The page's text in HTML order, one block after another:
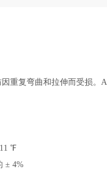
重复弯曲和拉伸而受损。
℉
± 4%